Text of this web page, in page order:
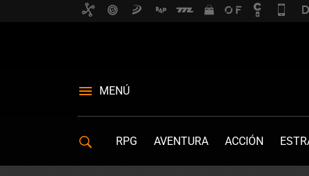
MENÚ
RPG AVENTURA ACCIÓN